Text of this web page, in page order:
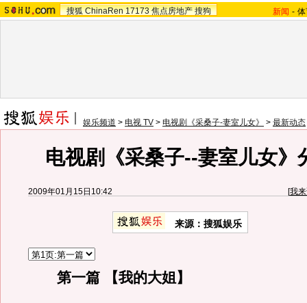
搜狐 ChinaRen 17173 焦点房地产 搜狗 新闻 -
娱乐频道 > 电视 TV > 电视剧《采桑子-妻室儿女》 > 最新动态
电视剧《采桑子--妻室儿女》
2009年01月15日10:42 [我
来源：搜狐娱乐
第一篇 【我的大姐】